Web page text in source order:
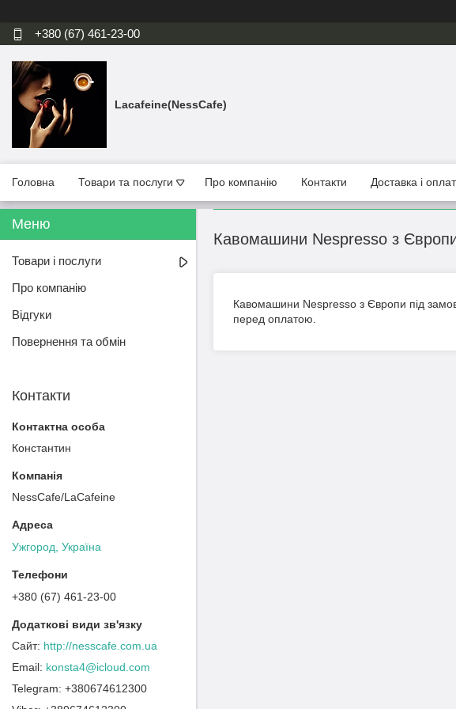
+380 (67) 461-23-00
Lacafeine(NessCafe)
Головна Товари та послуги Про компанію Контакти Доставка і
Кавомашини Nespresso з
Кавомашини Nespresso з Європи під
перед оплатою.
Товари і послуги
Про компанію
Відгуки
Повернення та обмін
Контакти
Константин
NessCafe/LaCafeine
Ужгород, Україна
+380 (67) 461-23-00
http://nesscafe.com.ua
konsta4@icloud.com
+380674612300